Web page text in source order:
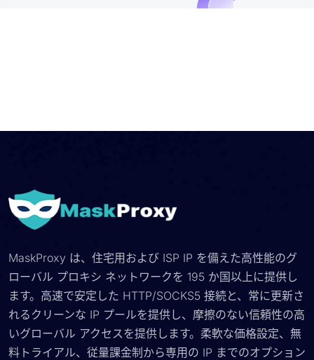
MaskProxy は、住宅用および ISP IP を備えた高性能のグ
ローバル プロキシ ネットワークを 195 か国以上に提供し
ます。高速で安定した HTTP/SOCKS5 接続と、常に更新さ
れるクリーンな IP プールを提供し、摩擦のない信頼性の高
いグローバル アクセスを提供します。柔軟な価格設定、無
料トライアル、従量課金制から専用の IP までのオプション